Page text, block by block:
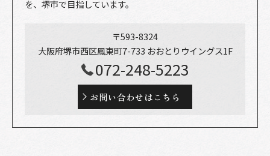
を、堺市で目指しています。
〒593-8324
大阪府堺市西区鳳東町7-733 おおとりウイングス1F
072-248-5223
お問い合わせはこちら